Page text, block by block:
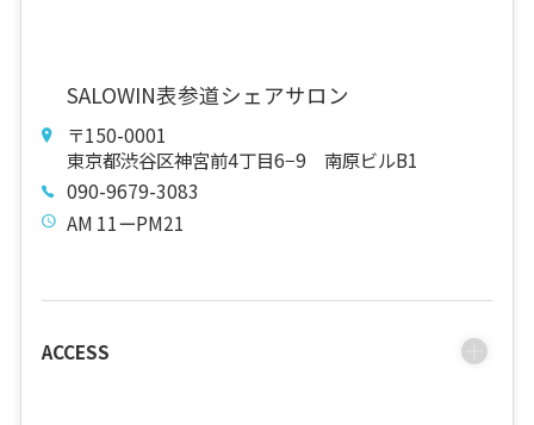
SALOWIN表参道シェアサロン
〒150-0001
東京都渋谷区神宮前4丁目6−9 南原ビルB1
090-9679-3083
AM 11ーPM21
ACCESS